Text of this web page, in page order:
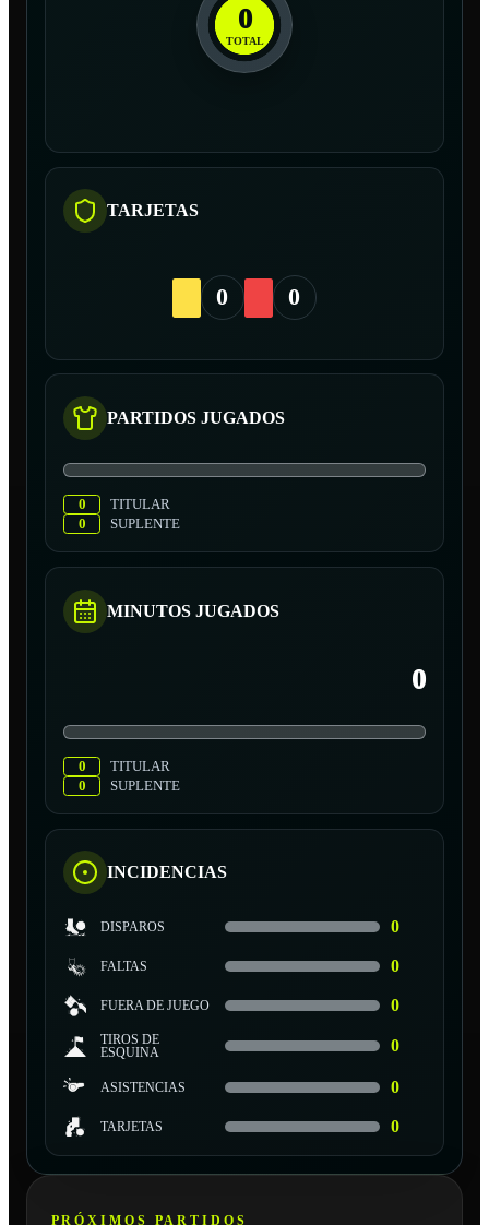
0
TOTAL
TARJETAS
0 0
PARTIDOS JUGADOS
0
TITULAR
0
SUPLENTE
MINUTOS JUGADOS
0
0
TITULAR
0
SUPLENTE
INCIDENCIAS
DISPAROS 0
FALTAS 0
FUERA DE JUEGO 0
TIROS DE
ESQUINA
0
ASISTENCIAS 0
TARJETAS 0
PRÓXIMOS PARTIDOS